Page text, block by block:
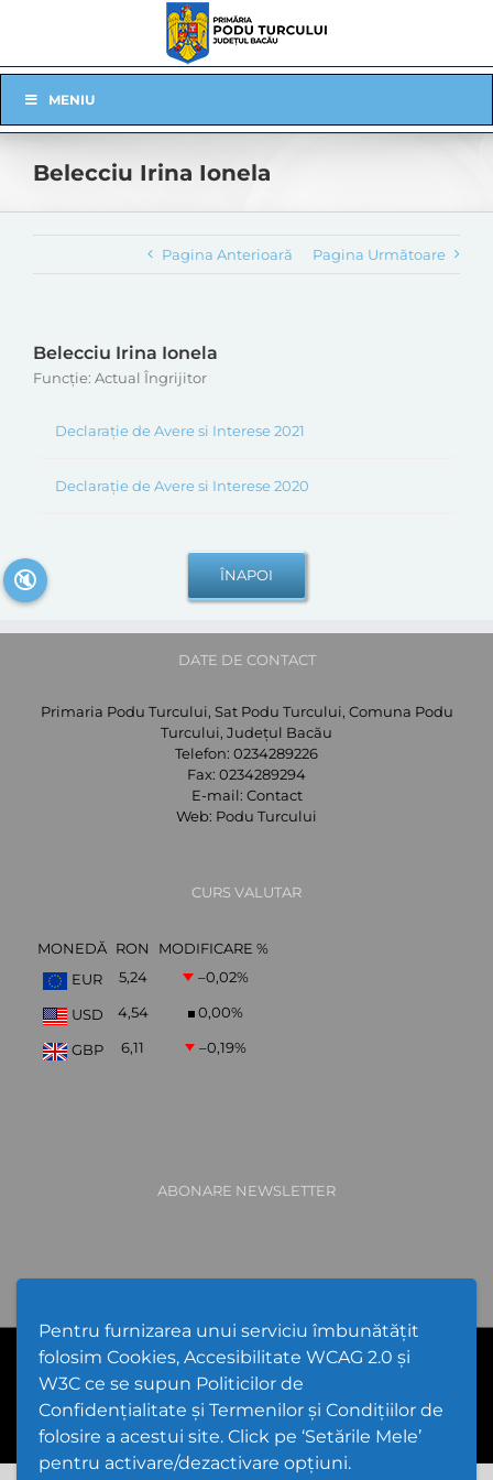
Pentru furnizarea unui serviciu îmbunătățit
folosim Cookies, Accesibilitate WCAG 2.0 și
W3C ce se supun Politicilor de
Confidențialitate și Termenilor și Condițiilor de
folosire a acestui site. Click pe ‘Setările Mele’
pentru activare/dezactivare opțiuni.
Navigation
MENIU
Belecciu Irina Ionela
Pagina Anterioară Pagina Următoare
Belecciu Irina Ionela
Funcție: Actual Îngrijitor
Declarație de Avere si Interese 2021
Declarație de Avere si Interese 2020
DATE DE CONTACT
Primaria Podu Turcului, Sat Podu Turcului, Comuna Podu
Turcului, Județul Bacău
Telefon: 0234289226
Fax: 0234289294
E-mail: Contact
Web: Podu Turcului
CURS VALUTAR
MONEDĂ RON
MODIFICARE %
EUR
5,24 –0,02%
USD 4,54 0,00%
GBP 6,11 –0,19%
ABONARE NEWSLETTER
PPW @2026 |Hartă Website|Setări Cookies și Accesibilitate
Politică de utilizare Cookies|Politică de confidențialitate site
🔇